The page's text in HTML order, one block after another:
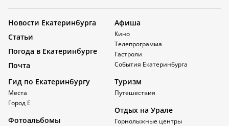
Новости Екатеринбурга
Статьи
Погода в Екатеринбурге
Почта
Афиша
Кино
Телепрограмма
Гастроли
События Екатеринбурга
Гид по Екатеринбургу
Места
Город Е
Фотоальбомы
Туризм
Путешествия
Отдых на Урале
Горнолыжные центры